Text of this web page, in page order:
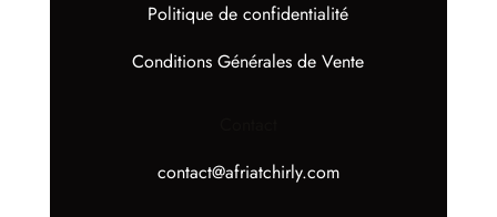
Politique de confidentialité
Conditions Générales de Vente
contact@afriatchirly.com